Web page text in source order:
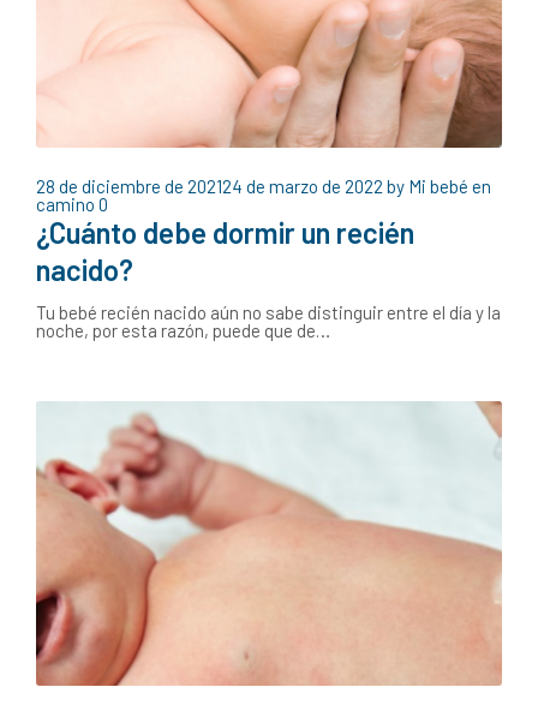
28 de diciembre de 202124 de marzo de 2022 by Mi bebé en
camino 0
¿Cuánto debe dormir un recién
nacido?
Tu bebé recién nacido aún no sabe distinguir entre el día y la
noche, por esta razón, puede que de…